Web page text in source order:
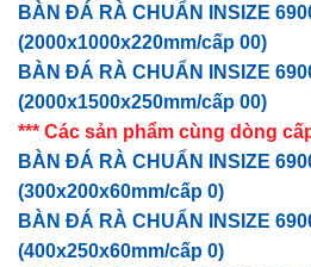
BÀN ĐÁ RÀ CHUẨN INSIZE
(2000x1000x220mm/cấp 00)
BÀN ĐÁ RÀ CHUẨN INSIZE
(2000x1500x250mm/cấp 00)
*** Các sản phẩm cùng dòng
BÀN ĐÁ RÀ CHUẨN INSIZE
(300x200x60mm/cấp 0)
BÀN ĐÁ RÀ CHUẨN INSIZE
(400x250x60mm/cấp 0)